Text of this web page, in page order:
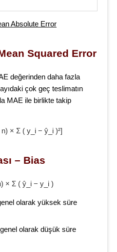
Absolute Error
Squared Error
değerinden daha fazla
çok geç teslimatın
MAE ile birlikte takip
× Σ ( y_i − ŷ_i )²]
– Bias
× Σ ( ŷ_i − y_i )
olarak yüksek süre
olarak düşük süre